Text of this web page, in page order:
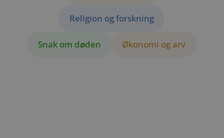
Religion og forskning
Snak om døden Økonomi og arv